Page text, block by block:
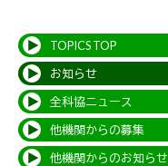
TOPICS TOP
お知らせ
全科協ニュース
他機関からの募集
他機関からのお知らせ